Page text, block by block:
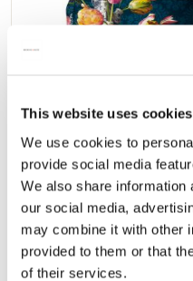
This website uses cookies
We use cookies to
provide social media
We also share information
our social media,
may combine it with other
provided to them or that
of their services.